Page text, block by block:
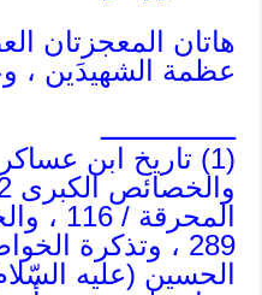
هاتان المعجزتان
عظمة الشهيدَين ،
ــــــــــــــــ